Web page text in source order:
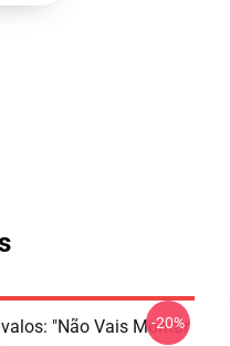
"Não Vais Montar
-20%